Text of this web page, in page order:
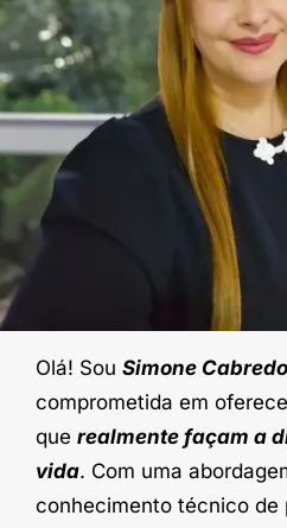
Olá! Sou Simone Cabredo
comprometida em
que realmente façam a
vida. Com uma
conhecimento técnico de